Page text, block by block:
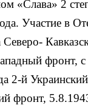
«Слава» 2
Участие в
фронт,
2-й
фронт,